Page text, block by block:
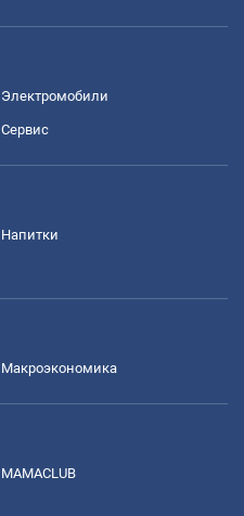
Электромобили
Сервис
Напитки
Mакроэкономика
MAMACLUB